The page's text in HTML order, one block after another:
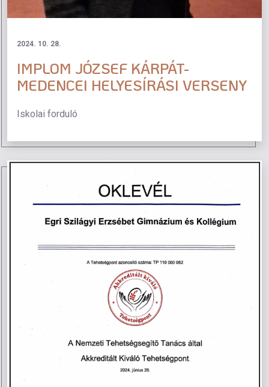
2024. 10. 28.
IMPLOM JÓZSEF KÁRPÁT-
MEDENCEI HELYESÍRÁSI VERSENY
Iskolai forduló